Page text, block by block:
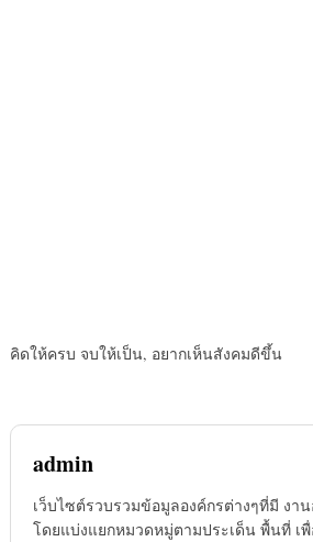
คิดให้ครบ จบให้เป็น, อยากเห็นสังคมดีขึ้น
admin
เว็บไซต์รวบรวมข้อมูลองค์กรต่างๆที่มี งา
โดยแบ่งแยกหมวดหมู่ตามประเด็น พื้นที่ เ